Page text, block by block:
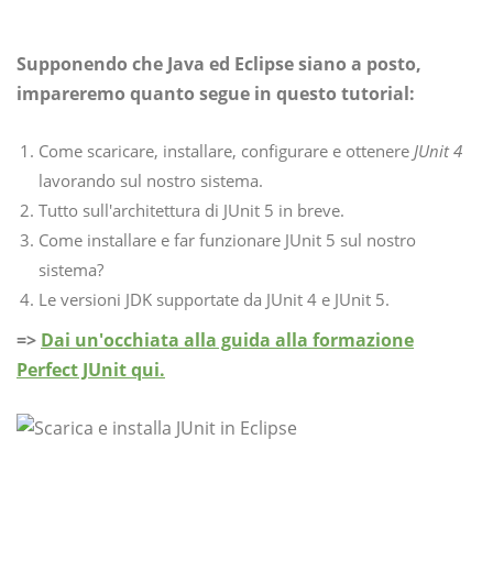
Supponendo che Java ed Eclipse siano a posto,
impareremo quanto segue in questo tutorial:
Come scaricare, installare, configurare e ottenere JUnit 4
lavorando sul nostro sistema.
Tutto sull'architettura di JUnit 5 in breve.
Come installare e far funzionare JUnit 5 sul nostro
sistema?
Le versioni JDK supportate da JUnit 4 e JUnit 5.
=> Dai un'occhiata alla guida alla formazione
Perfect JUnit qui.